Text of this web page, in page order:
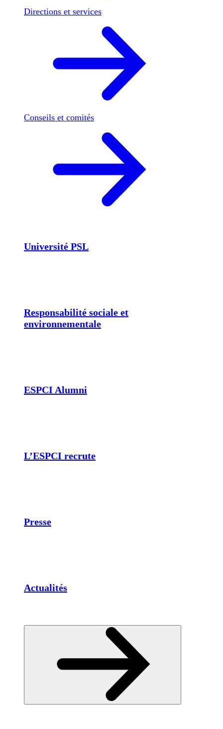
Directions et services
Conseils et comités
Université PSL
Responsabilité sociale et
environnementale
ESPCI Alumni
L’ESPCI recrute
Presse
Actualités